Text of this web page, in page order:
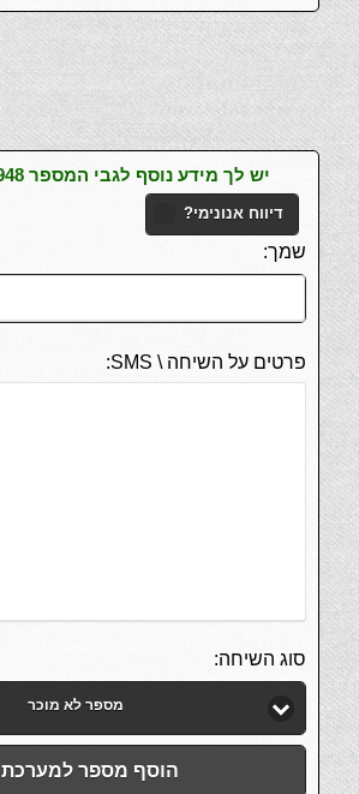
יש לך מידע נוסף לגבי המספר 056-4416948?
דיווח אנונימי?
שמך:
פרטים על השיחה \ SMS:
סוג השיחה:
מספר לא מוכר
הוסף מספר למערכת